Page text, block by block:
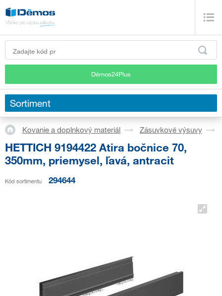
Démos24Plus
Sortiment
Kovanie a doplnkový materiál Zásuvkové výsuvy
HETTICH 9194422 Atira bočnice 70,
350mm, priemysel, ľavá, antracit
Kód sortimentu 294644